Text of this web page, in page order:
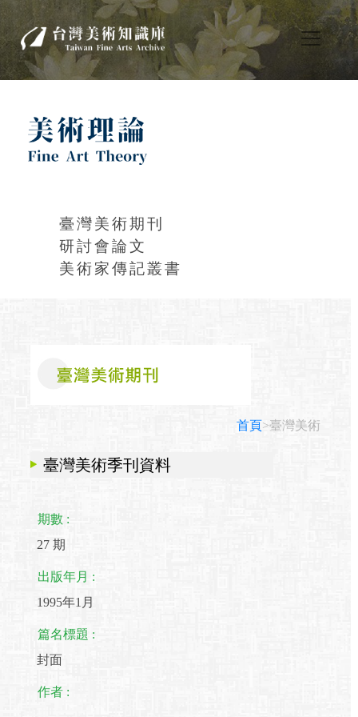
臺灣美術期刊
研討會論文
美術家傳記叢書
首頁>臺灣美術
臺灣美術季刊資料
期數 :
27 期
出版年月 :
1995年1月
篇名標題 :
封面
作者 :